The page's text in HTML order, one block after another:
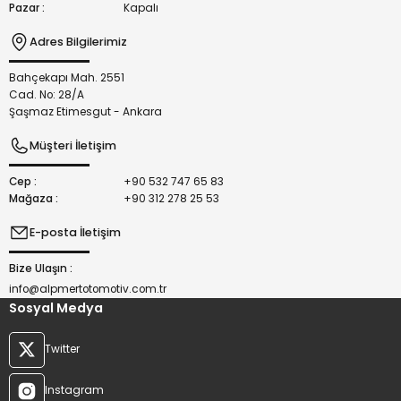
Pazar : Kapalı
Adres Bilgilerimiz
Bahçekapı Mah. 2551
Cad. No: 28/A
Şaşmaz Etimesgut - Ankara
Müşteri İletişim
Cep :
+90 532 747 65 83
Mağaza :
+90 312 278 25 53
E-posta İletişim
Bize Ulaşın :
info@alpmertotomotiv.com.tr
Sosyal Medya
Twitter
Instagram